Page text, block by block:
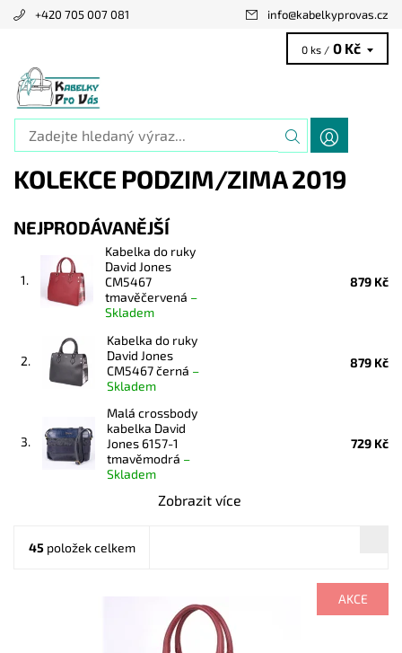
+420 705 007 081 info@kabelkyprovas.cz
0 ks / 0 Kč
KOLEKCE PODZIM/ZIMA 2019
NEJPRODÁVANĚJŠÍ
1.
Kabelka do ruky
David Jones
CM5467
tmavěčervená –
Skladem
879 Kč
2.
Kabelka do ruky
David Jones
CM5467 černá –
Skladem
879 Kč
3.
Malá crossbody
kabelka David
Jones 6157-1
tmavěmodrá –
Skladem
729 Kč
Zobrazit více
45 položek celkem
AKCE
Kabelka zaujme originálními bočními stranami, které jsou
kárované. Její maximalistický vzhled ocení každá žena.